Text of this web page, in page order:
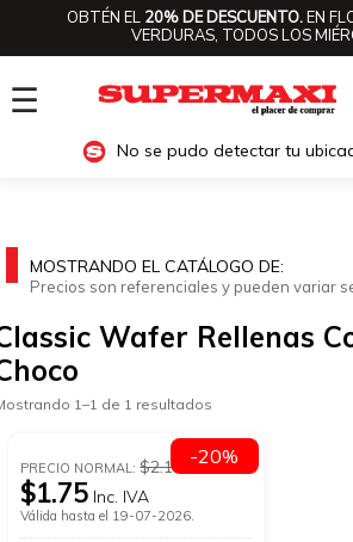
OBTÉN EL 20% DE DESCUENTO.EN
VERDURAS, TODOS LOS
☰
No se pudo detectar tu
MOSTRANDO EL CATÁLOGO DE:
Precios son referenciales y pueden variar
Wafer Rellenas
1–1 de 1 resultados
PRECIO NORMAL:$2.19
$1.75 Inc. IVA
Válida hasta el 19-07-2026.
-20%